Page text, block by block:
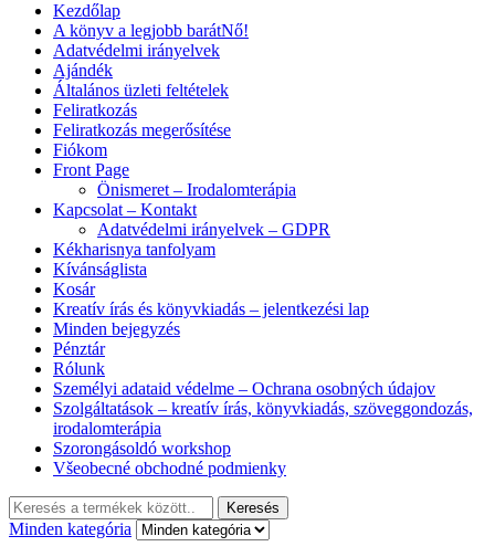
Kezdőlap
A könyv a legjobb barátNő!
Adatvédelmi irányelvek
Ajándék
Általános üzleti feltételek
Feliratkozás
Feliratkozás megerősítése
Fiókom
Front Page
Önismeret – Irodalomterápia
Kapcsolat – Kontakt
Adatvédelmi irányelvek – GDPR
Kékharisnya tanfolyam
Kívánságlista
Kosár
Kreatív írás és könyvkiadás – jelentkezési lap
Minden bejegyzés
Pénztár
Rólunk
Személyi adataid védelme – Ochrana osobných údajov
Szolgáltatások – kreatív írás, könyvkiadás, szöveggondozás,
irodalomterápia
Szorongásoldó workshop
Všeobecné obchodné podmienky
Keresés:
Keresés
Minden kategória